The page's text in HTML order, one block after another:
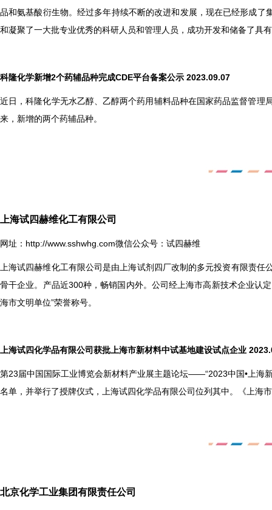
品和氨基酸衍生物。经过多年持续不断的改进和发展，现在已经形成
和凝聚了一大批专业优秀的科研人员和管理人员，成功开发和储备了具
科隆化学新增2个药辅品种完成CDE平台备案公示 2023.09.07
近日，科隆化学无水乙醇、乙醇两个药用辅料品种在国家药品监督管
来，新增的两个药辅品种。
上海试四赫维化工有限公司
网址： http://www.sshwhg.com微信公众号：试四赫维
上海试四赫维化工有限公司是由上海试剂四厂改制的多元投资有限责
骨干企业。产品近300种，畅销国内外。公司经上海市高新技术企业认
海市文明单位”荣誉称号。
上海试四化学品有限公司获批上海市新材料中试基地建设试点企业
第23届中国国际工业博览会新材料产业展主题论坛——“2023中国•上海
名单，并举行了授牌仪式，上海试四化学品有限公司位列其中。《上海
北京化学工业集团有限责任公司